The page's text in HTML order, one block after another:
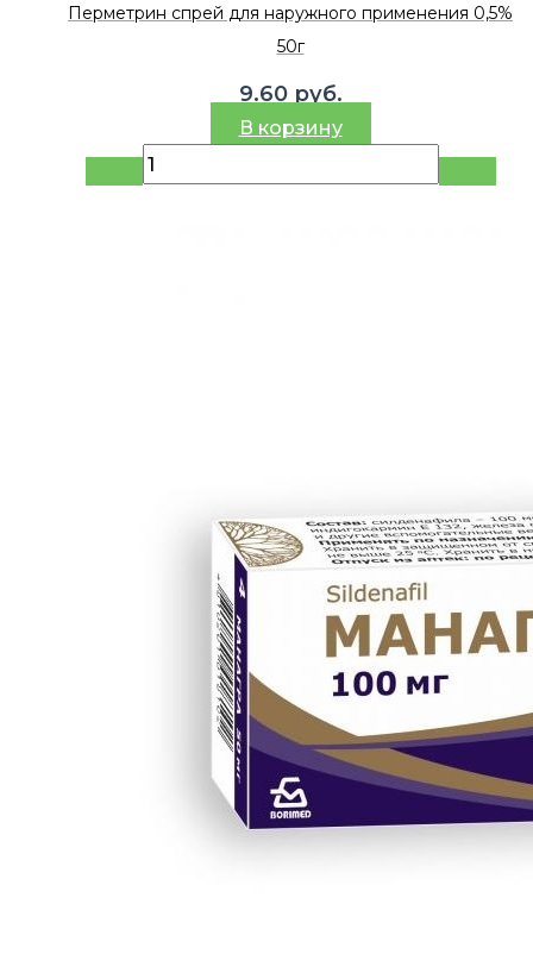
Перметрин спрей для наружного применения 0,5%
50г
9.60 руб.
В корзину